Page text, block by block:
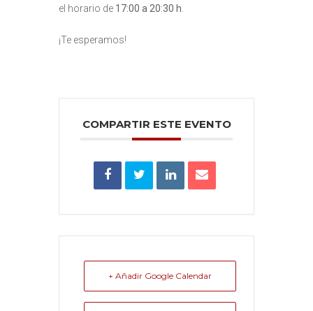
el horario de 17:00 a 20:30 h.
¡Te esperamos!
COMPARTIR ESTE EVENTO
+ Añadir Google Calendar